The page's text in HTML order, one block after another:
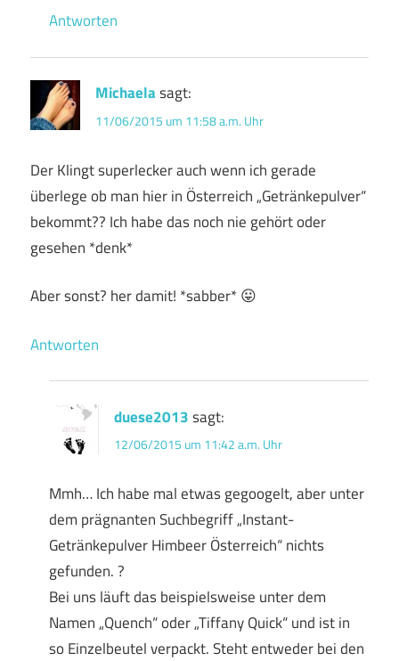
Antworten
Michaelasagt:
11/06/2015 um 11:58 a.m. Uhr
Der Klingt superlecker auch wenn ich gerade
überlege ob man hier in Österreich „Getränkepulver“
bekommt?? Ich habe das noch nie gehört oder
gesehen *denk*
Aber sonst? her damit! *sabber* 😛
Antworten
duese2013 sagt:
12/06/2015 um 11:42 a.m. Uhr
Mmh… Ich habe mal etwas gegoogelt, aber unter
dem prägnanten Suchbegriff „Instant-
Getränkepulver Himbeer Österreich“ nichts
gefunden. ?
Bei uns läuft das beispielsweise unter dem
Namen „Quench“ oder „Tiffany Quick“ und ist in
so Einzelbeutel verpackt. Steht entweder bei den